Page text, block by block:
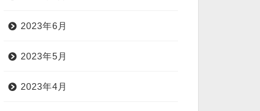
2023年6月
2023年5月
2023年4月